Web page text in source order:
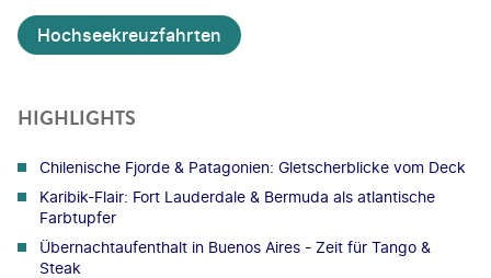
Hochseekreuzfahrten
HIGHLIGHTS
Chilenische Fjorde & Patagonien: Gletscherblicke vom Deck
Karibik-Flair: Fort Lauderdale & Bermuda als atlantische
Farbtupfer
Übernachtaufenthalt in Buenos Aires - Zeit für Tango &
Steak